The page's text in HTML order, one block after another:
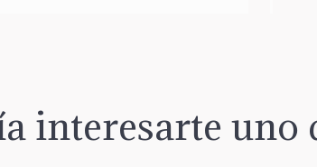
interesarte uno